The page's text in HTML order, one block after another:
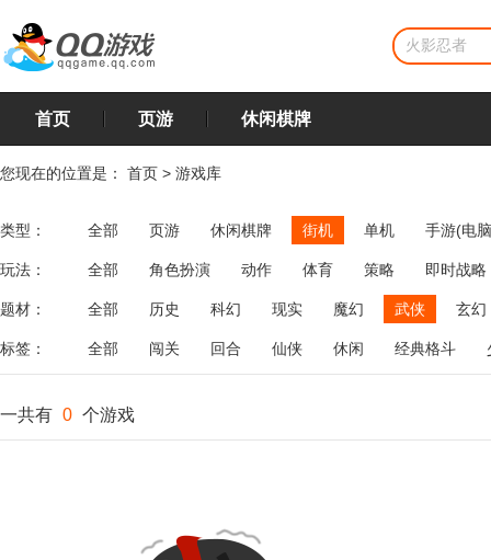
首页 页游 休闲棋牌
您现在的位置是： 首页 > 游戏库
类型： 全部 页游 休闲棋牌 街机 单机 手游(电
玩法： 全部 角色扮演 动作 体育 策略
即时战略
飞行
恋爱 第三人称射击 棋类 牌类 麻将
题材： 全部 历史 科幻 现实 魔幻 武侠 玄幻
标签： 全部 闯关 回合 仙侠 休闲 经典格斗
一共有 0 个游戏